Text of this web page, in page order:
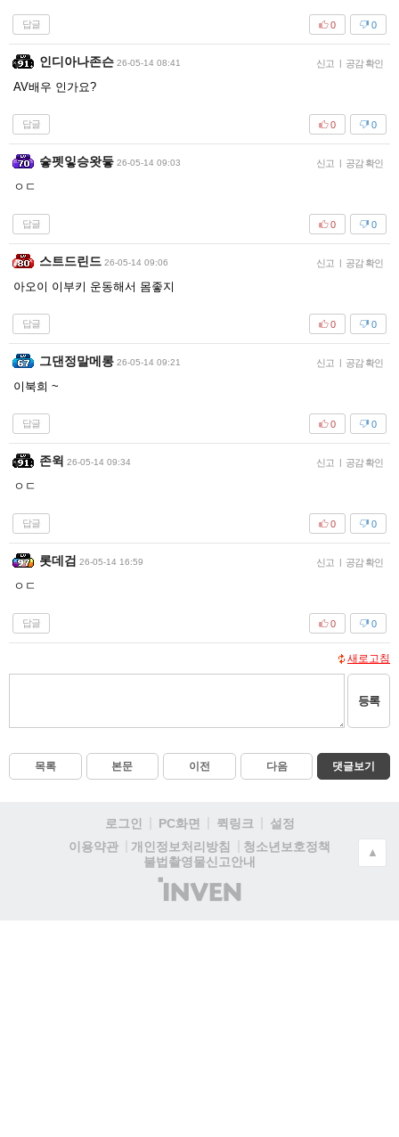
답글 0
0
인디아나존슨 26-05-14 08:41 신고 | 공감 확인
AV배우 인가요?
답글 0
0
슿펫잏승왓듷 26-05-14 09:03 신고 | 공감 확인
ㅇㄷ
답글 0
0
스트드린드 26-05-14 09:06 신고 | 공감 확인
아오이 이부키 운동해서 몸좋지
답글 0
0
그댄정말메롱 26-05-14 09:21 신고 | 공감 확인
이북희 ~
답글 0
0
존윅 26-05-14 09:34 신고 | 공감 확인
ㅇㄷ
답글 0
0
롯데검 26-05-14 16:59 신고 | 공감 확인
ㅇㄷ
답글 0
0
새로고침
등록
목록 본문 이전 다음 댓글보기
로그인 PC화면 퀵링크
설정
이용약관
개인정보처리방침
청소년보호정책
불법촬영물신고안내
(주)
인
▲